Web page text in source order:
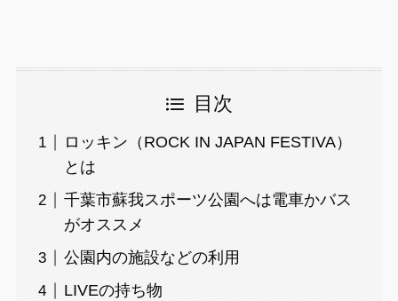
目次
ロッキン（ROCK IN JAPAN FESTIVA）
とは
千葉市蘇我スポーツ公園へは電車かバス
がオススメ
公園内の施設などの利用
LIVEの持ち物